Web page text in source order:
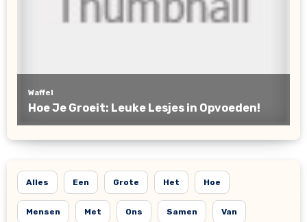
Alles Een Grote Het Hoe
Mensen Met Ons Samen Van